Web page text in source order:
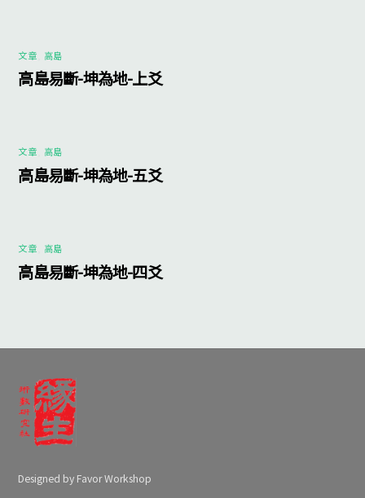
文章 高島
高島易斷-坤為地-上爻
文章 高島
高島易斷-坤為地-五爻
文章 高島
高島易斷-坤為地-四爻
Designed by Favor Workshop